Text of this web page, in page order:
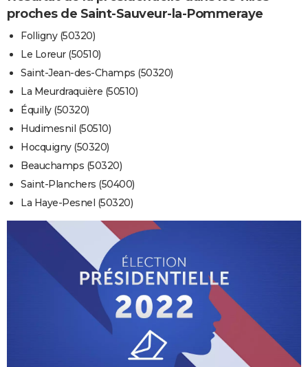
proches de Saint-Sauveur-la-Pommeraye
Folligny (50320)
Le Loreur (50510)
Saint-Jean-des-Champs (50320)
La Meurdraquière (50510)
Équilly (50320)
Hudimesnil (50510)
Hocquigny (50320)
Beauchamps (50320)
Saint-Planchers (50400)
La Haye-Pesnel (50320)